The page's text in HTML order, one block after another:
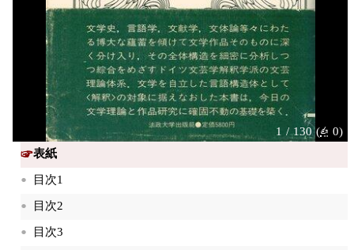
表紙
目次1
目次2
目次3
1 / 130 (✍ 0)